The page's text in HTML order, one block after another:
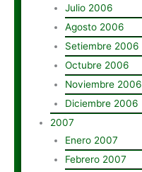
Julio 2006
Agosto 2006
Setiembre 2006
Octubre 2006
Noviembre 2006
Diciembre 2006
2007
Enero 2007
Febrero 2007